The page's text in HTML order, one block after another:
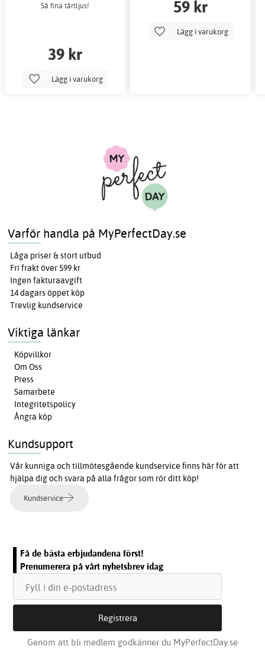
Så fina tårtljus!
39 kr
Lägg i varukorg
59 kr
Lägg i varukorg
Varför handla på MyPerfectDay.se
Låga priser & stort utbud
Fri frakt över 599 kr
Ingen fakturaavgift
14 dagars öppet köp
Trevlig kundservice
Viktiga länkar
Köpvillkor
Om Oss
Press
Samarbete
Integritetspolicy
Ångra köp
Kundsupport
Vår kunniga och tillmötesgående kundservice finns här för att
hjälpa dig och svara på alla frågor som rör ditt köp!
Kundservice
Få de bästa erbjudandena först!
Prenumerera på vårt nyhetsbrev idag
Genom att bli medlem godkänner du MyPerfectDay.se